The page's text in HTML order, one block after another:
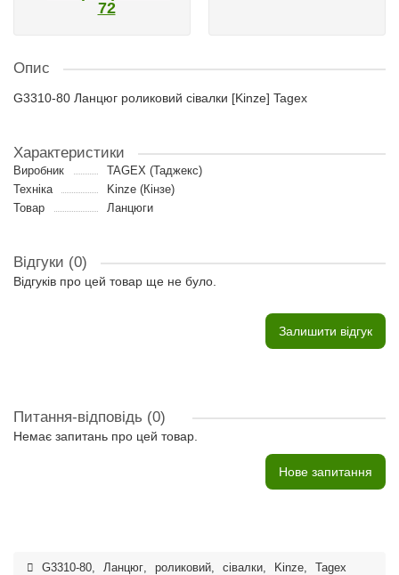
72
Опис
G3310-80 Ланцюг роликовий сівалки [Kinze] Tagex
Характеристики
Виробник
TAGEX (Таджекс)
Техніка
Kinze (Кінзе)
Товар
Ланцюги
Відгуки (0)
Відгуків про цей товар ще не було.
Залишити відгук
Питання-відповідь (0)
Немає запитань про цей товар.
Нове запитання
G3310-80, Ланцюг, роликовий, сівалки, Kinze, Tagex